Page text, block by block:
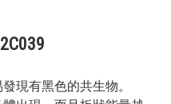
現有黑色的共生物。